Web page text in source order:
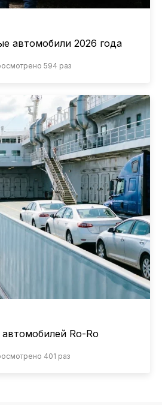
автомобили 2026 года
594 раз
Ro-Ro
401 раз